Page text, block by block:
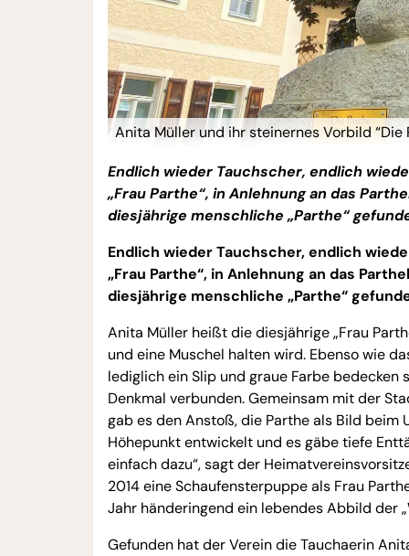
Anita Müller und ihr steinernes Vorbild
Endlich wieder Tauchscher, endlich
„Frau Parthe“, in Anlehnung an das
diesjährige menschliche „Parthe“
Endlich wieder Tauchscher, endlich
„Frau Parthe“, in Anlehnung an das
diesjährige menschliche „Parthe“
Anita Müller heißt die diesjährige „Frau
und eine Muschel halten wird. Ebenso wie
lediglich ein Slip und graue Farbe bedecken
Denkmal verbunden. Gemeinsam mit der
gab es den Anstoß, die Parthe als Bild beim
Höhepunkt entwickelt und es gäbe tiefe
einfach dazu“, sagt der
2014 eine Schaufensterpuppe als Frau
Jahr händeringend ein lebendes Abbild der
Gefunden hat der Verein die Tauchaerin